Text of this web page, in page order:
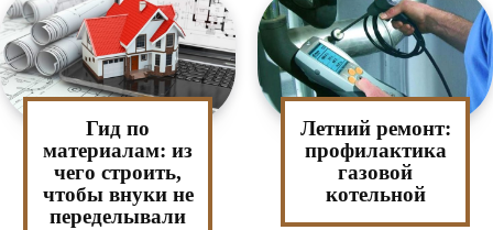
Гид по
материалам: из
чего строить,
чтобы внуки не
переделывали
Летний ремонт:
профилактика
газовой
котельной